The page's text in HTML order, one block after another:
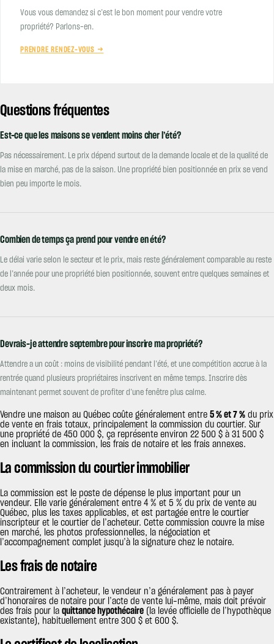
Vous vous demandez si c’est le bon moment pour vendre votre
propriété? Parlons-en.
PRENDRE RENDEZ-VOUS →
Questions fréquentes
Est-ce que les maisons se vendent moins cher l’été?
Pas nécessairement. Le prix dépend surtout de la demande locale et de la qualité de
la mise en marché, pas de la saison. Une propriété bien positionnée en prix se vend
bien peu importe le mois.
Combien de temps ça prend pour vendre en été?
Le délai varie selon le secteur et le prix, mais reste généralement comparable au reste
de l’année pour une propriété bien positionnée, souvent entre quelques semaines et
deux mois.
Devrais-je attendre septembre pour inscrire ma propriété?
Attendre a un coût : moins de visibilité pendant l’été, et une compétition accrue à la
rentrée quand plusieurs propriétaires inscrivent en même temps. Inscrire dès
maintenant permet souvent de profiter d’une fenêtre plus calme.
Vendre une maison au Québec coûte généralement entre 5 % et 7 % du prix
de vente en frais totaux, principalement la commission du courtier. Sur
une propriété de 450 000 $, ça représente environ 22 500 $ à 31 500 $
en incluant la commission, les frais de notaire et les frais annexes.
La commission du courtier immobilier
La commission est le poste de dépense le plus important pour un
vendeur. Elle varie généralement entre 4 % et 5 % du prix de vente au
Québec, plus les taxes applicables, et est partagée entre le courtier
inscripteur et le courtier de l’acheteur. Cette commission couvre la mise
en marché, les photos professionnelles, la négociation et
l’accompagnement complet jusqu’à la signature chez le notaire.
Les frais de notaire
Contrairement à l’acheteur, le vendeur n’a généralement pas à payer
d’honoraires de notaire pour l’acte de vente lui-même, mais doit prévoir
des frais pour la quittance hypothécaire (la levée officielle de l’hypothèque
existante), habituellement entre 300 $ et 600 $.